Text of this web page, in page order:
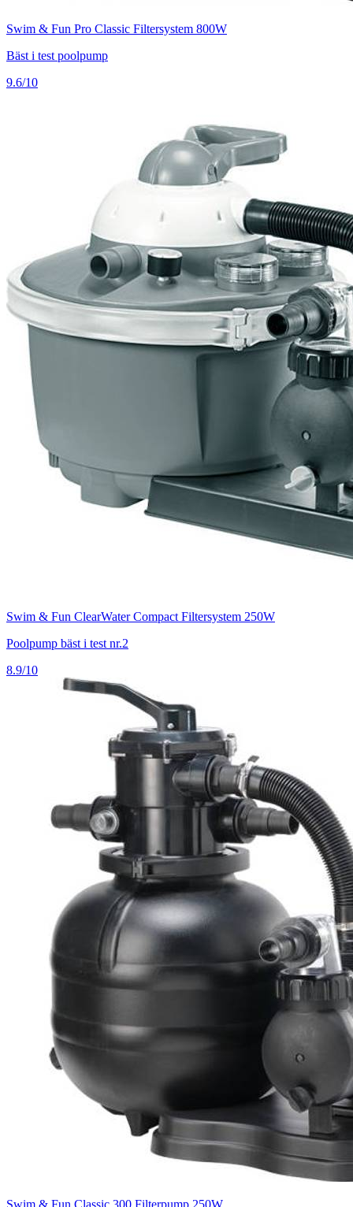
Swim & Fun Pro Classic Filtersystem 800W
Bäst i test poolpump
9.6/10
Swim & Fun ClearWater Compact Filtersystem 250W
Poolpump bäst i test nr.2
8.9/10
Swim & Fun Classic 300 Filterpump 250W